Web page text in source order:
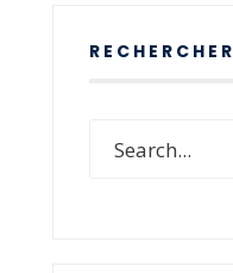
RECHERCHER